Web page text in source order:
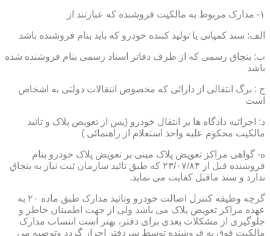
۱- مدارک مربوط به مالکیت فروشنده که عبارتند از
الف: سند کمپانی یا تولید کننده خودرو که باید بنام فروشنده باشد
ب: بنچاق رسمی که از طرف دفاتر اسناد رسمی بنام فروشنده شده
باشد
ج : برگ انتقالی از دارائی که مخصوص انتقالات دولتی به اشخاص
است
د: اجرائیه دادگاه ها بر انتقال خودرو (پس از تعویض پلاک و تائید
مالکیت محکوم علیه واخذ استعلام از راهنمائی )
ه- گواهی مراکز تعویض پلاک مبنی بر تعویض پلاک خودرو بنام
فروشنده قبل از ۲۳/۰۷/۸۴ که طبق تائید سازمان ثبت نیاز به بنچاق
ندارد و سند ماقبل کفایت می نماید.
گرچه وظیفه کنترل اصالت خودرو وتائید مدارک طبق ماده ۲۰ به
عهده مراکز تعویض پلاک می باشد ولی از جهت اطمینان خاطر و
جلوگیری از مشکلات بعدی برای دفتر، بهتر است انتساب مدارک
مالکیت فوق به فروشنده توسط سردفتر احراز گردد وتوصیه می